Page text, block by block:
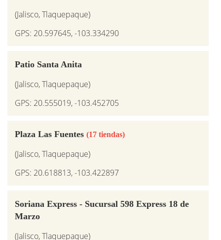
(Jalisco, Tlaquepaque)
GPS: 20.597645, -103.334290
Patio Santa Anita
(Jalisco, Tlaquepaque)
GPS: 20.555019, -103.452705
Plaza Las Fuentes (17 tiendas)
(Jalisco, Tlaquepaque)
GPS: 20.618813, -103.422897
Soriana Express - Sucursal 598 Express 18 de
Marzo
(Jalisco, Tlaquepaque)